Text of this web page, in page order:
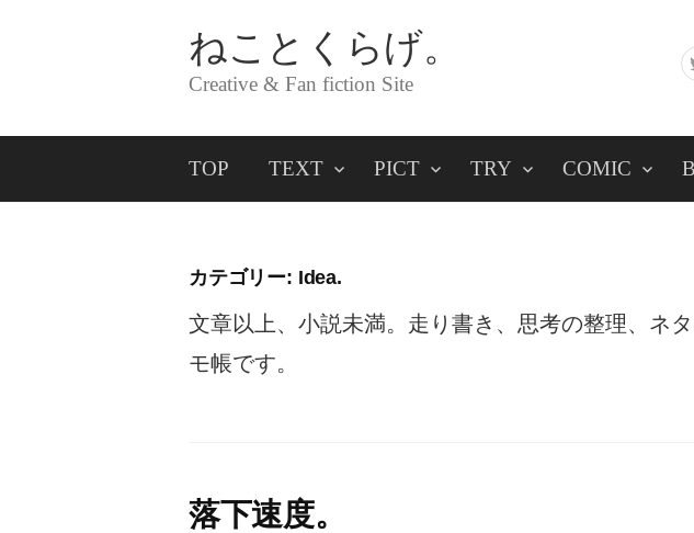
ン
ねことくらげ。
Creative & Fan fiction Site
TOP TEXT PICT TRY COMIC
カテゴリー: Idea.
文章以上、小説未満。走り書き、思考の整理、ネ
モ帳です。
落下速度。